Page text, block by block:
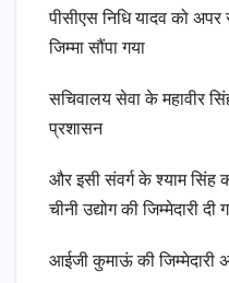
पीसीएस निधि यादव को
जिम्मा सौंपा गया
सचिवालय सेवा के महावीर
प्रशासन
और इसी संवर्ग के श्याम सिंह
चीनी उद्योग की जिम्मेदारी दी
आईजी कुमाऊं की जिम्मेदारी